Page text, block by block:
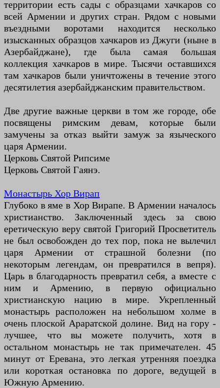
территории есть сады с образцами хачкаров со
всей Армении и других стран. Рядом с новыми
въездными воротами находится несколько
изысканных образцов хачкаров из Джуги (ныне в
Азербайджане), где была самая большая
коллекция хачкаров в мире. Тысячи оставшихся
там хачкаров были уничтожены в течение этого
десятилетия азербайджанским правительством.
Две другие важные церкви в том же городе, обе
посвящены римским девам, которые были
замучены за отказ выйти замуж за языческого
царя Армении.
Церковь Святой Рипсиме
Церковь Святой Гаянэ.
Монастырь Хор Вирап
Глубоко в яме в Хор Вирапе. В Армении началось
христианство. Заключенный здесь за свою
еретическую веру святой Григорий Просветитель
не был освобожден до тех пор, пока не вылечил
царя Армении от страшной болезни (по
некоторым легендам, он превратился в вепря).
Царь в благодарность превратил себя, а вместе с
ним и Армению, в первую официально
христианскую нацию в мире. Укрепленный
монастырь расположен на небольшом холме в
очень плоской Араратской долине. Вид на гору -
лучшее, что вы можете получить, хотя в
остальном монастырь не так примечателен. 45
минут от Еревана, это легкая утренняя поездка
или короткая остановка по дороге, ведущей в
Южную Армению.